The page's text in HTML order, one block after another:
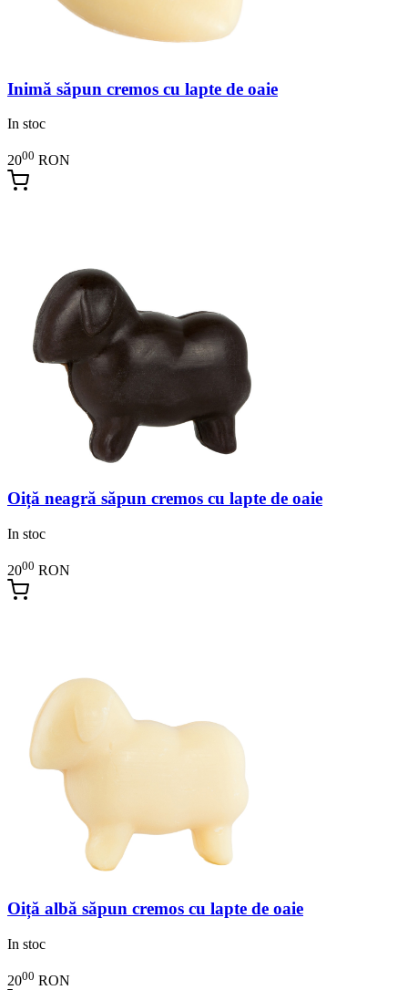
Inimă săpun cremos cu lapte de oaie
In stoc
2000 RON
Oiță neagră săpun cremos cu lapte de oaie
In stoc
2000 RON
Oiță albă săpun cremos cu lapte de oaie
In stoc
2000 RON